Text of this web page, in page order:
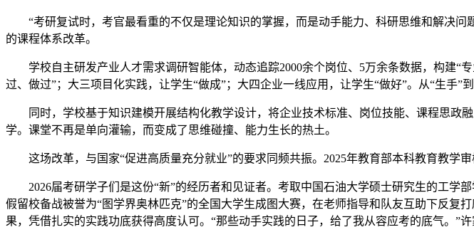
“考研复试时，考官最看重的不仅是理论知识的掌握，而是动手能力、科研思维和解决
的课程体系改革。
学校自主研发产业人才需求调研智能体，动态追踪2000余个岗位、5万余条数据，构建
过、做过”；大三项目化实践，让学生“做成”；大四企业一线应用，让学生“做好”。从“生手”
同时，学校基于知识建模开展结构化教学设计，将企业技术标准、岗位技能、课程思政
学。课堂不再是单向灌输，而变成了思维碰撞、能力生长的热土。
这场改革，与国家“促进高质量充分就业”的要求同频共振。2025年教育部本科教育教
2026届考研学子们是这份“新”的经历者和见证者。考取中国石油大学硕士研究生的工
假留校备战被誉为“图学界奥林匹克”的全国大学生成图大赛，在老师指导和队友互助下反
果，凭借扎实的实践功底获得高度认可。“那些动手实践的日子，给了我从容应考的底气。”许